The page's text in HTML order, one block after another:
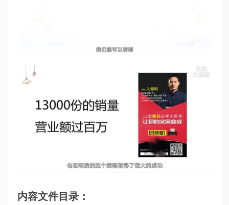
内容文件目录：